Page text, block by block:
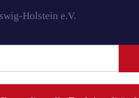
Holstein e.V.